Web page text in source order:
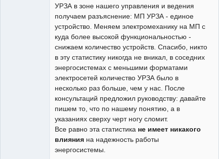
УРЗА в зоне нашего управления и ведения
получаем разъяснение: МП УРЗА - единое
устройство. Меняем электромеханику на МП с
куда более высокой функциональностью -
снижаем количество устройств. Спасибо, никто
в эту статистику никогда не вникал, в соседних
энергосистемах с меньшими форматами
электросетей количество УРЗА было в
несколько раз больше, чем у нас. После
консультаций предложил руководству: давайте
пишем то, что по нашему понятию, а в
указаниях сверху черт ногу сломит.
Все равно эта статистика не имеет никакого
влияния на надежность работы
энергосистемы.